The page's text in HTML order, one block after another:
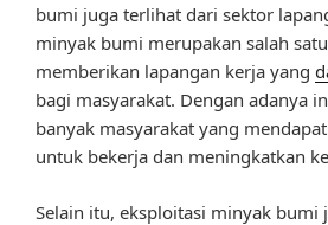
bumi juga terlihat dari sektor
minyak bumi merupakan salah
memberikan lapangan kerja yang
bagi masyarakat. Dengan adanya
banyak masyarakat yang
untuk bekerja dan meningkatkan
Selain itu, eksploitasi minyak bumi